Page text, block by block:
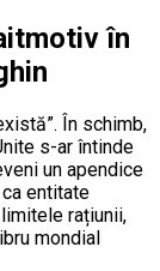
în
În schimb,
s-ar întinde
un apendice
entitate
rațiunii,
mondial